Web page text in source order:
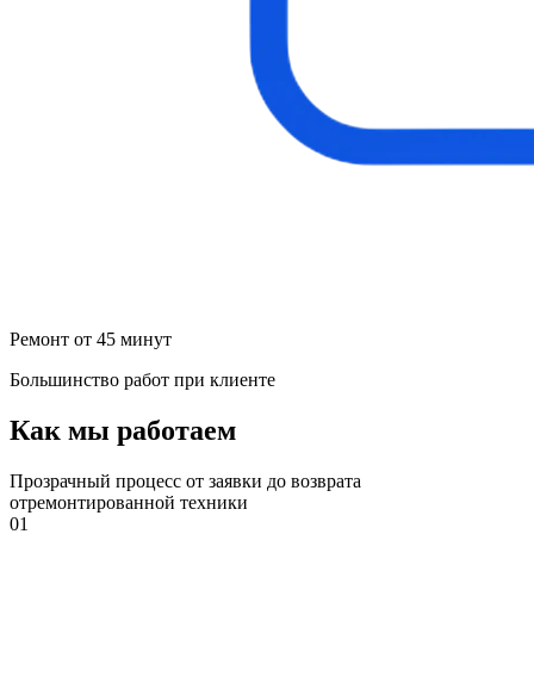
Ремонт от 45 минут
Большинство работ при клиенте
Как мы работаем
Прозрачный процесс от заявки до возврата
отремонтированной техники
01